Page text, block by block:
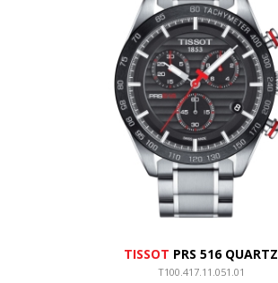
TISSOT PRS 516 QUARTZ
T100.417.11.051.01